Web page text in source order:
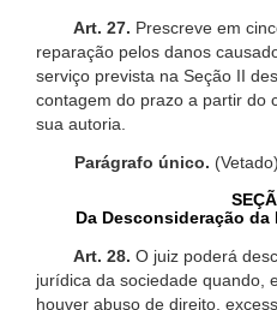
Art. 27. Prescreve em
reparação pelos danos
serviço prevista na Seção II
contagem do prazo a partir do
sua autoria.
Parágrafo único. (Vetado).
Da Desconsideração
Art. 28. O juiz poderá
jurídica da sociedade quando,
houver abuso de direito,